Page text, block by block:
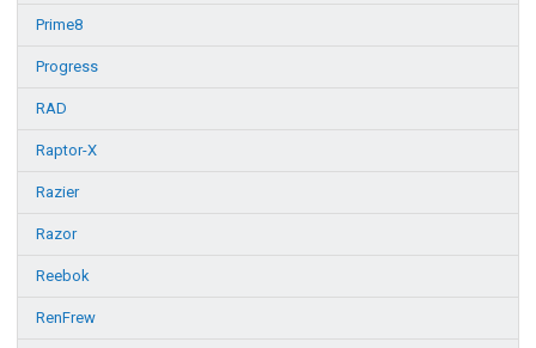
Prime8
Progress
RAD
Raptor-X
Razier
Razor
Reebok
RenFrew